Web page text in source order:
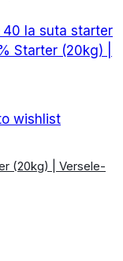
wishlist
(20kg) | Versele-